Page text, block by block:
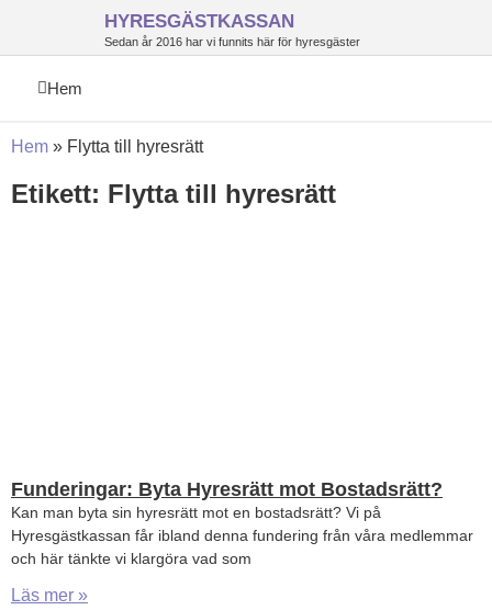
HYRESGÄSTKASSAN
Sedan år 2016 har vi funnits här för hyresgäster
Hem
Hem » Flytta till hyresrätt
Etikett: Flytta till hyresrätt
Funderingar: Byta Hyresrätt mot Bostadsrätt?
Kan man byta sin hyresrätt mot en bostadsrätt? Vi på
Hyresgästkassan får ibland denna fundering från våra medlemmar
och här tänkte vi klargöra vad som
Läs mer »